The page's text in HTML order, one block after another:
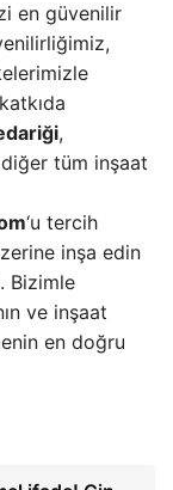
en güvenilir
,
tüm inşaat
‘u tercih
inşa edin
Bizimle
ve inşaat
en doğru